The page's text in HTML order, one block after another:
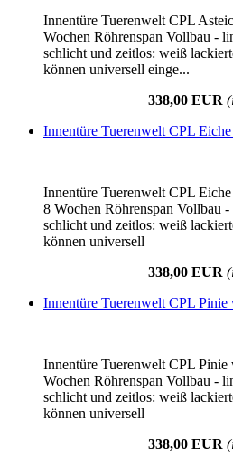
Innentüre Tuerenwelt CPL
Wochen Röhrenspan Vollbau -
schlicht und zeitlos: weiß
können universell einge...
338,00 EUR
Innentüre Tuerenwelt CPL
Innentüre Tuerenwelt CPL
8 Wochen Röhrenspan Vollbau
schlicht und zeitlos: weiß
können universell
338,00 EUR
Innentüre Tuerenwelt CPL Pinie
Innentüre Tuerenwelt CPL
Wochen Röhrenspan Vollbau -
schlicht und zeitlos: weiß
können universell
338,00 EUR